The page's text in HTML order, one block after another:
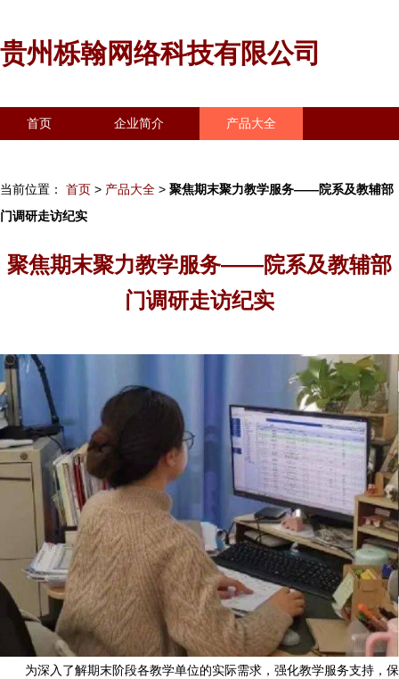
贵州栎翰网络科技有限公司
首页 企业简介 产品大全
当前位置： 首页 > 产品大全 > 聚焦期末聚力教学服务——院系及教辅部
门调研走访纪实
聚焦期末聚力教学服务——院系及教辅部
门调研走访纪实
为深入了解期末阶段各教学单位的实际需求，强化教学服务支持，保